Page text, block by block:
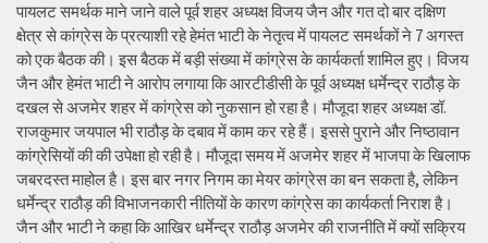
पायलट समर्थक माने जाने वाले पूर्व शहर अध्यक्ष विजय जैन और गत दो बार दक्षिण
क्षेत्र से कांग्रेस के प्रत्याशी रहे हेमंत भाटी के नेतृत्व में पायलट समर्थकों ने 7 अगस्त
को एक बैठक की। इस बैठक में बड़ी संख्या में कांग्रेस के कार्यकर्ता शामिल हुए। विजय
जैन और हेमंत भाटी ने आरोप लगाया कि आरटीडीसी के पूर्व अध्यक्ष धर्मेन्द्र राठौड़ के
दखल से अजमेर शहर में कांग्रेस को नुकसान हो रहा है। मौजूदा शहर अध्यक्ष डॉ.
राजकुमार जयपाल भी राठौड़ के दबाव में काम कर रहे हैं। इससे पुराने और निष्ठावान
कांग्रेसियों की की उपेक्षा हो रही है। मौजूदा समय में अजमेर शहर में भाजपा के खिलाफ
जबरदस्त माहोल है। इस बार नगर निगम का मेयर कांग्रेस का बन सकता है, लेकिन
धर्मेन्द्र राठौड़ की विभाजनकारी नीतियों के कारण कांग्रेस का कार्यकर्ता निराश है।
जैन और भाटी ने कहा कि आखिर धर्मेन्द्र राठौड़ अजमेर की राजनीति में क्यों सक्रिय